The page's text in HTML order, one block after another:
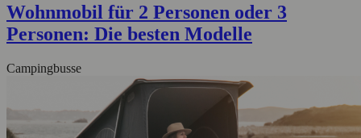
Wohnmobil für 2 Personen oder 3
Personen: Die besten Modelle
Campingbusse